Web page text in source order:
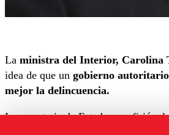
La ministra del Interior, Carolina
idea de que un gobierno
mejor la delincuencia.
La secretaria de Estado se refirió a